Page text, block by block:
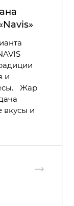
и
Жар
вкусы и